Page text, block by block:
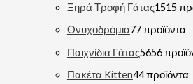
Ξηρά Τροφή Γάτας1515
Ονυχοδρόμια77 προϊόντα
Παιχνίδια Γάτας5656
Πακέτα Kitten44 προϊόντα